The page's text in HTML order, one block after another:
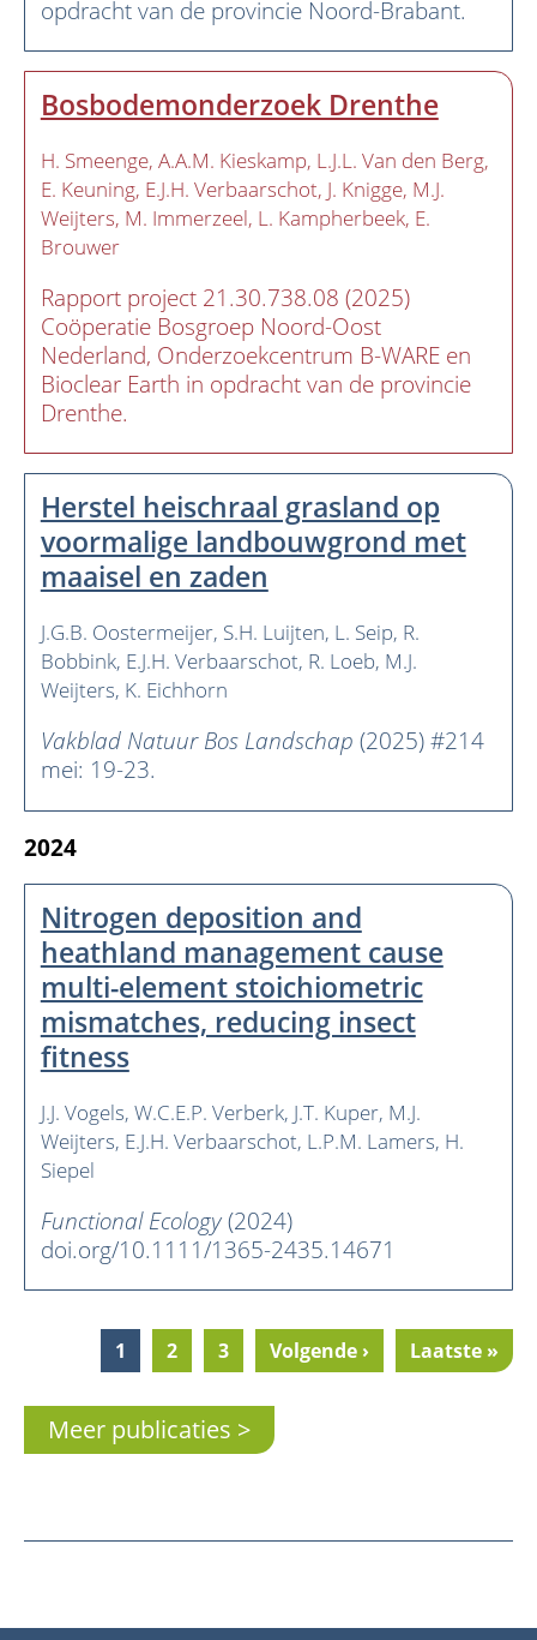
opdracht van de provincie Noord-Brabant.
Bosbodemonderzoek Drenthe
H. Smeenge A.A.M. Kieskamp L.J.L. Van den Berg
E. Keuning E.J.H. Verbaarschot J. Knigge M.J.
Weijters M. Immerzeel L. Kampherbeek E.
Brouwer
Rapport project 21.30.738.08 (2025)
Coöperatie Bosgroep Noord-Oost
Nederland, Onderzoekcentrum B-WARE en
Bioclear Earth in opdracht van de provincie
Drenthe.
Herstel heischraal grasland op
voormalige landbouwgrond met
maaisel en zaden
J.G.B. Oostermeijer S.H. Luijten L. Seip R.
Bobbink E.J.H. Verbaarschot R. Loeb M.J.
Weijters K. Eichhorn
Vakblad Natuur Bos Landschap (2025) #214
mei: 19-23.
2024
Nitrogen deposition and
heathland management cause
multi-element stoichiometric
mismatches, reducing insect
fitness
J.J. Vogels W.C.E.P. Verberk J.T. Kuper M.J.
Weijters E.J.H. Verbaarschot L.P.M. Lamers H.
Siepel
Functional Ecology(2024)
doi.org/10.1111/1365-2435.14671
Pagination
Current
page
1 Pagina
2 Pagina
3
Next
page
Volgende ›
Last
page
Laatste »
Meer publicaties